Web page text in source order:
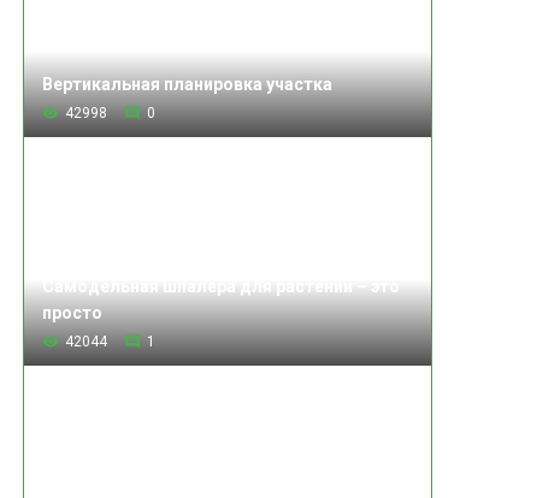
Вертикальная планировка участка
42998 0
просто
42044 1